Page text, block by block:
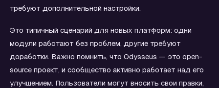
требуют дополнительной настройки.
Это типичный сценарий для новых платформ: одни
модули работают без проблем, другие требуют
доработки. Важно помнить, что Odysseus — это open-
source проект, и сообщество активно работает над его
улучшением. Пользователи могут вносить свои правки,